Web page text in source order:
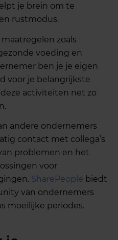
je brein om te
rustmodus.
zoals
voeding en
ben je je eigen
voor je belangrijkste
activiteiten net zo
andere ondernemers
contact met collega’s
problemen en het
voor
SharePeople biedt
van ondernemers
moeilijke periodes.